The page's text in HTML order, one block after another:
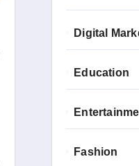
Digital
Education
Fashion